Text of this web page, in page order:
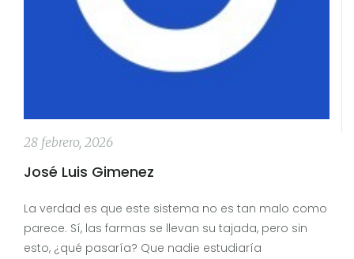
28 febrero, 2026
José Luis Gimenez
La verdad es que este sistema no es tan malo como
parece. Sí, las farmas se llevan su tajada, pero sin
esto, ¿qué pasaría? Que nadie estudiaría